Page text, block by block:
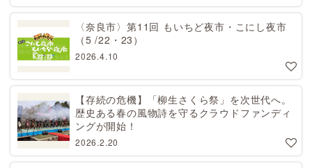
〈奈良市〉第11回 もいちど夜市・こにし夜市
（5 /22・23）
2026.4.10
【存続の危機】「柳生さくら祭」を次世代へ。
歴史ある春の風物詩を守るクラウドファンディ
ングが開始！
2026.2.20